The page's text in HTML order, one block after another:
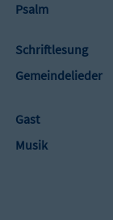
Psalm
Schriftlesung
Gemeindelieder
Gast
Musik